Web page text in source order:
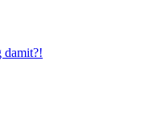
damit?!